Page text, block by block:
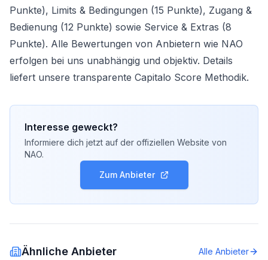
Punkte), Limits & Bedingungen (15 Punkte), Zugang &
Bedienung (12 Punkte) sowie Service & Extras (8
Punkte). Alle Bewertungen von Anbietern wie NAO
erfolgen bei uns unabhängig und objektiv. Details
liefert unsere transparente Capitalo Score Methodik.
Interesse geweckt?
Informiere dich jetzt auf der offiziellen Website von
NAO.
Zum Anbieter
Ähnliche Anbieter Alle Anbieter